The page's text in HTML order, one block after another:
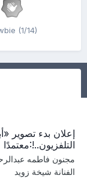
(1/14)
إعلان بدء تصوير
مجنون فاطمه
الفنانة شيخة زويد